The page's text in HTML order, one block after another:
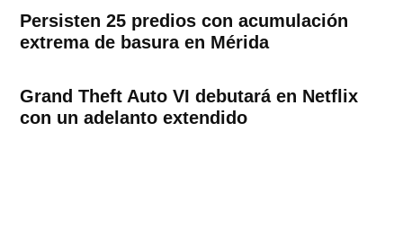
Persisten 25 predios con acumulación
extrema de basura en Mérida
Grand Theft Auto VI debutará en Netflix
con un adelanto extendido